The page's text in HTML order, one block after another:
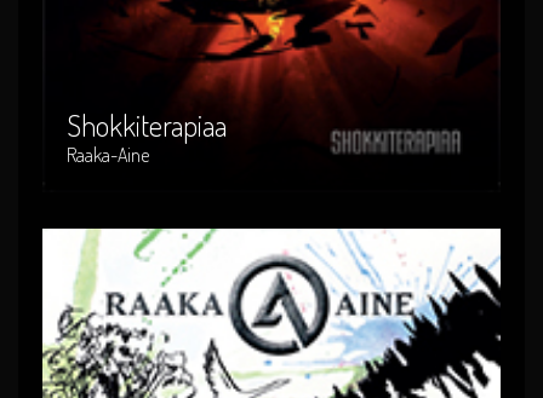
Shokkiterapiaa
Raaka-Aine
Artist : Raaka-Aine
Release Date : 2011-10-12
Genre : suomi-rock
Produced By : HYE073